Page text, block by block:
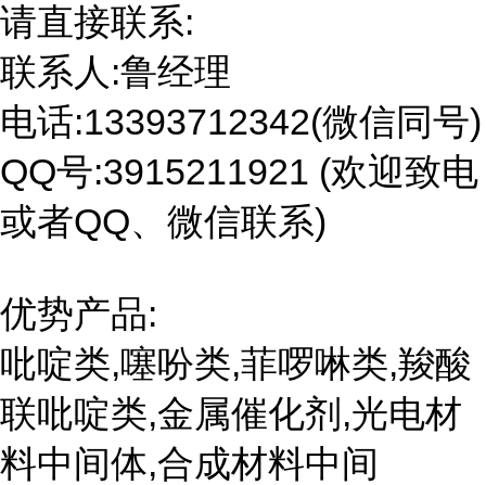
请直接联系:
联系人:鲁经理
电话:13393712342(微信同号)
QQ号:3915211921 (欢迎致电
或者QQ、微信联系)
优势产品:
吡啶类,噻吩类,菲啰啉类,羧酸
联吡啶类,金属催化剂,光电材
料中间体,合成材料中间